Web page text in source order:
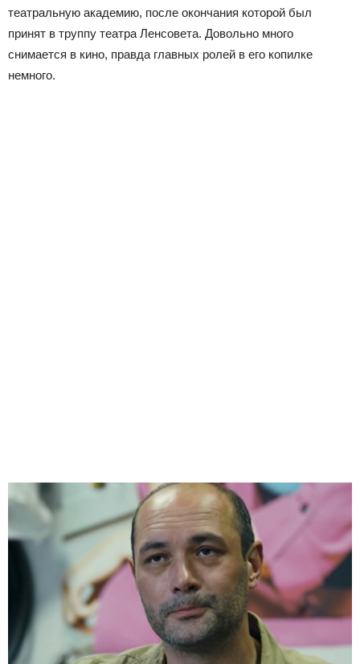
театральную академию, после окончания которой был
принят в труппу театра Ленсовета. Довольно много
снимается в кино, правда главных ролей в его копилке
немного.